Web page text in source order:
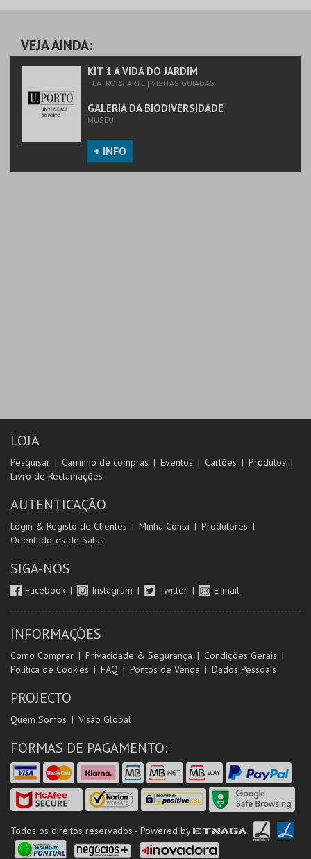
BIODIVERSIDADE
COMPRAR
VEJA AINDA:
KIT 1 A VIDA DO JARDIM
TEATRO & ARTE | VISITAS GUIADAS
GALERIA DA BIODIVERSIDADE
MUSEU
+ INFO
LOJA
Pesquisar Carrinho de compras Eventos Cartões
Produtos
Livro de Reclamações
AUTENTICAÇÃO
Login & Registo de Clientes Minha Conta
Produtores
Orientadores de Salas
SIGA-NOS
Facebook Instagram Twitter E-mail
INFORMAÇÕES
Como Comprar Privacidade & Segurança
Condições Gerais
Política de Cookies
FAQ Pontos de Venda Dados Pessoais
PROJECTO
Quem Somos Visão Global
FORMAS DE PAGAMENTO:
Todos os direitos reservados - Powered by ETNAGA